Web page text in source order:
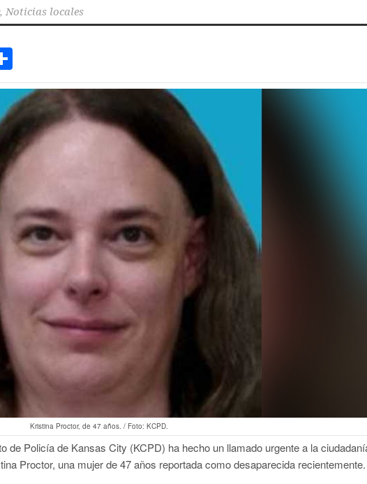
, Noticias locales
Kristina Proctor, de 47 años. / Foto: KCPD.
de Policía de Kansas City (KCPD) ha hecho un llamado urgente a la
Proctor, una mujer de 47 años reportada como desaparecida recientemente.